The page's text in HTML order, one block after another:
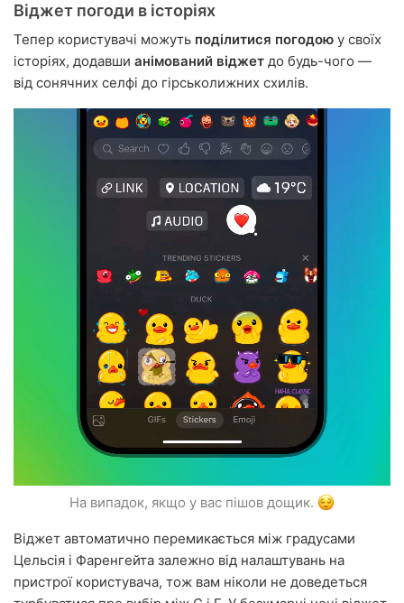
Віджет погоди в історіях
Тепер користувачі можуть поділитися погодою у своїх
історіях, додавши анімований віджет до будь-чого —
від сонячних селфі до гірськолижних схилів.
На випадок, якщо у вас пішов дощик.
Віджет автоматично перемикається між градусами
Цельсія і Фаренгейта залежно від налаштувань на
пристрої користувача, тож вам ніколи не доведеться